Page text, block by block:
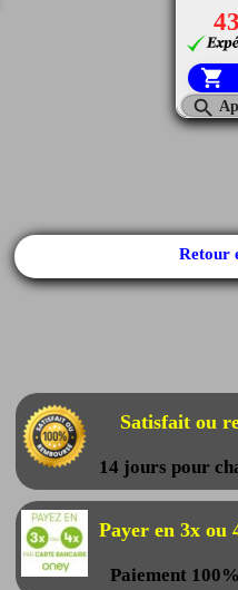


Retour
Satisfait ou
14 jours pour
Payer en 3x ou
Paiement